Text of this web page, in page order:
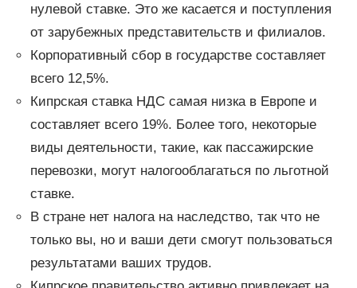
нулевой ставке. Это же касается и поступления
от зарубежных представительств и филиалов.
Корпоративный сбор в государстве составляет
всего 12,5%.
Кипрская ставка НДС самая низка в Европе и
составляет всего 19%. Более того, некоторые
виды деятельности, такие, как пассажирские
перевозки, могут налогооблагаться по льготной
ставке.
В стране нет налога на наследство, так что не
только вы, но и ваши дети смогут пользоваться
результатами ваших трудов.